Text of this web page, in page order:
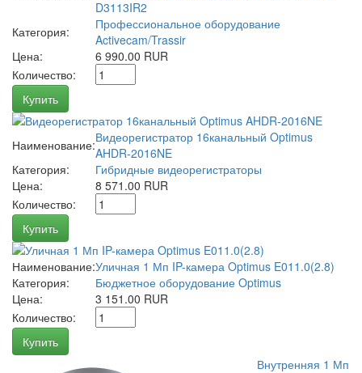
D3113IR2
Категория:
Профессиональное оборудование
Activecam/Trassir
Цена:
6 990.00 RUR
Количество:
Купить
Наименование:Видеорегистратор 16канальный Optimus
AHDR-2016NE
Категория:
Гибридные видеорегистраторы
Цена:
8 571.00 RUR
Количество:
Купить
Наименование:Уличная 1 Мп IP-камера Optimus E011.0(2.8)
Категория:
Бюджетное оборудование Optimus
Цена:
3 151.00 RUR
Количество:
Купить
Внутренняя 1 Мп